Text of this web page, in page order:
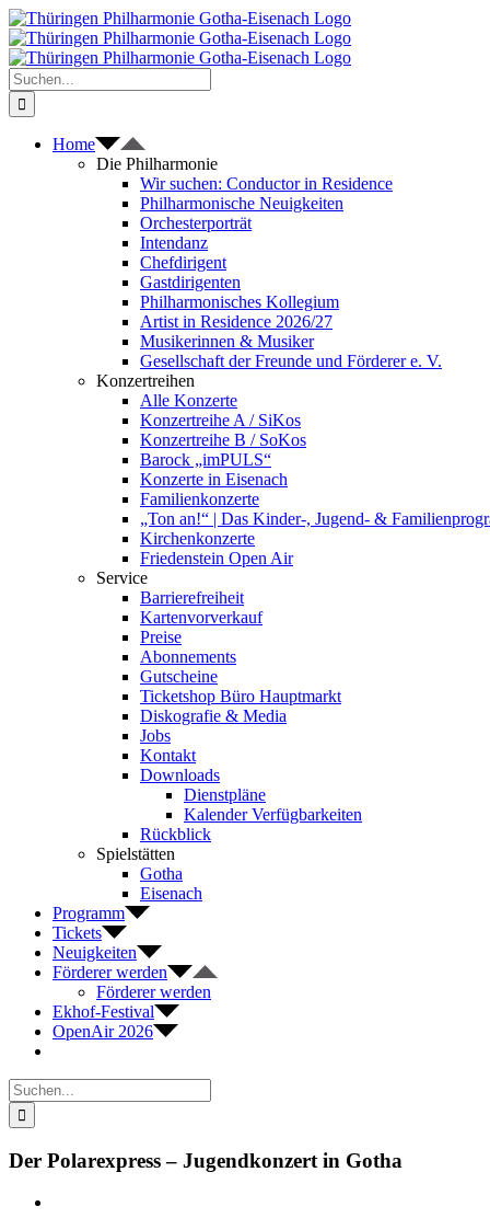
Zum
Inhalt
springen
Suche
nach:
Home
Die Philharmonie
Wir suchen: Conductor in Residence
Philharmonische Neuigkeiten
Orchesterporträt
Intendanz
Chefdirigent
Gastdirigenten
Philharmonisches Kollegium
Artist in Residence 2026/27
Musikerinnen & Musiker
Gesellschaft der Freunde und Förderer e. V.
Konzertreihen
Alle Konzerte
Konzertreihe A / SiKos
Konzertreihe B / SoKos
Barock „imPULS“
Konzerte in Eisenach
Familienkonzerte
„Ton an!“ | Das Kinder-, Jugend- &
Kirchenkonzerte
Friedenstein Open Air
Service
Barrierefreiheit
Kartenvorverkauf
Preise
Abonnements
Gutscheine
Ticketshop Büro Hauptmarkt
Diskografie & Media
Jobs
Kontakt
Downloads
Dienstpläne
Kalender Verfügbarkeiten
Rückblick
Spielstätten
Gotha
Eisenach
Programm
Tickets
Neuigkeiten
Förderer werden
Förderer werden
Ekhof-Festival
OpenAir 2026
Suche
nach:
Der Polarexpress – Jugendkonzert in Gotha